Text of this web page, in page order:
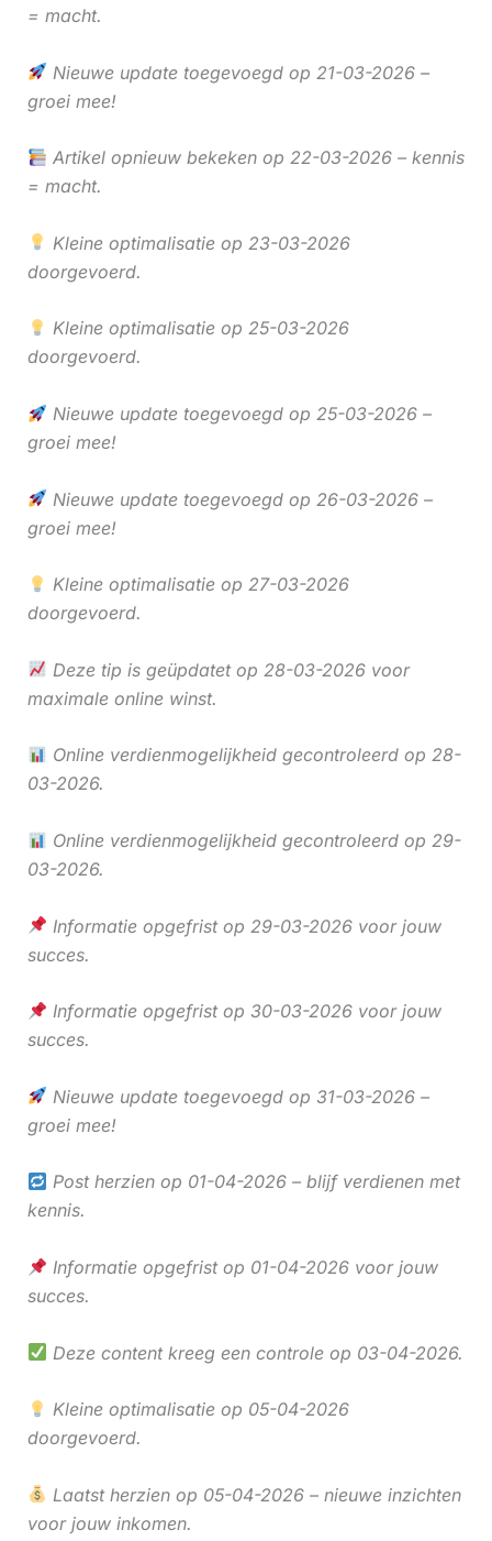
= macht.
Nieuwe update toegevoegd op 21-03-2026 –
groei mee!
Artikel opnieuw bekeken op 22-03-2026 – kennis
= macht.
Kleine optimalisatie op 23-03-2026
doorgevoerd.
Kleine optimalisatie op 25-03-2026
doorgevoerd.
Nieuwe update toegevoegd op 25-03-2026 –
groei mee!
Nieuwe update toegevoegd op 26-03-2026 –
groei mee!
Kleine optimalisatie op 27-03-2026
doorgevoerd.
Deze tip is geüpdatet op 28-03-2026 voor
maximale online winst.
Online verdienmogelijkheid gecontroleerd op 28-
03-2026.
Online verdienmogelijkheid gecontroleerd op 29-
03-2026.
Informatie opgefrist op 29-03-2026 voor jouw
succes.
Informatie opgefrist op 30-03-2026 voor jouw
succes.
Nieuwe update toegevoegd op 31-03-2026 –
groei mee!
Post herzien op 01-04-2026 – blijf verdienen met
kennis.
Informatie opgefrist op 01-04-2026 voor jouw
succes.
Deze content kreeg een controle op 03-04-2026.
Kleine optimalisatie op 05-04-2026
doorgevoerd.
Laatst herzien op 05-04-2026 – nieuwe inzichten
voor jouw inkomen.